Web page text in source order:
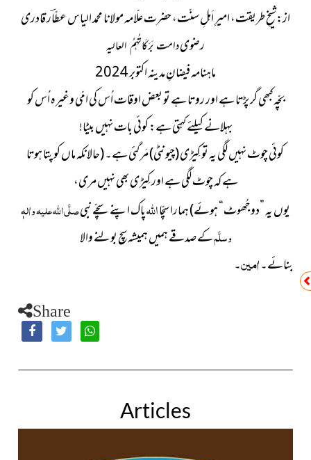
از:شیخِ طریقت، امیرِ اَہلِ سنّت، حضرت علّامہ مولانا محمد الیاس عطّاؔر قادری
رضویدامت بَرَکَاتُہمُ العالیہ
ماہنامہ فیضانِ مدینہ اکتوبر 2024
بچّہ کبھی گر پڑتا ہے اور روتا ہے تو بعض اوقات اُس کی امّی وغیرہ اُس کو
بہلانے کیلئے کہتی ہے: کوئی بات نہیں بیٹا!
کوئی چوٹ نہیں لگی یہ تو کِیڑی (چیونٹی) مَر گئی ہے۔ (حالانکہ ماں کو پتا ہوتا
ہے کہ چوٹ لگی ہے اور کِیڑی بھی نہیں مری،
یوں یہ ”دو جُھوٹ“ ہوئے) ہمارا سچّااللہپاک اپنے سچّے نبیصلَّی اللہ علیہ واٰلہٖ
وسلَّمکے صدقے ہمیں ہمیشہ سچ بولنے والا
بنائے۔اٰمین۔
Share
Articles